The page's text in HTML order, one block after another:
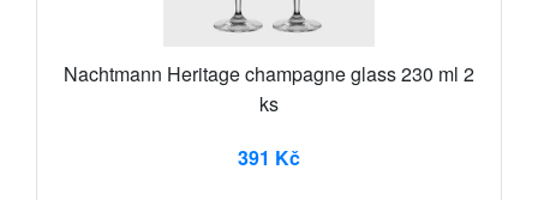
Nachtmann Heritage champagne glass 230 ml 2
ks
391 Kč